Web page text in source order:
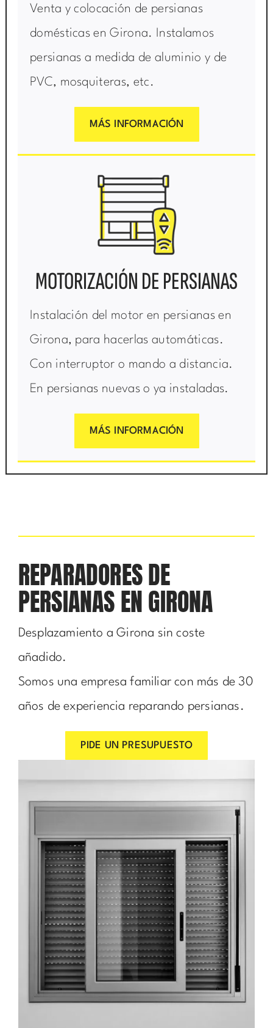
Venta y colocación de persianas
domésticas en Girona. Instalamos
persianas a medida de aluminio y de
PVC, mosquiteras, etc.
MÁS INFORMACIÓN
MOTORIZACIÓN DE PERSIANAS
Instalación del motor en persianas en
Girona, para hacerlas automáticas.
Con interruptor o mando a distancia.
En persianas nuevas o ya instaladas.
MÁS INFORMACIÓN
REPARADORES DE
PERSIANAS EN GIRONA
Desplazamiento a Girona sin coste
añadido.
Somos una empresa familiar con más de 30
años de experiencia reparando persianas.
PIDE UN PRESUPUESTO